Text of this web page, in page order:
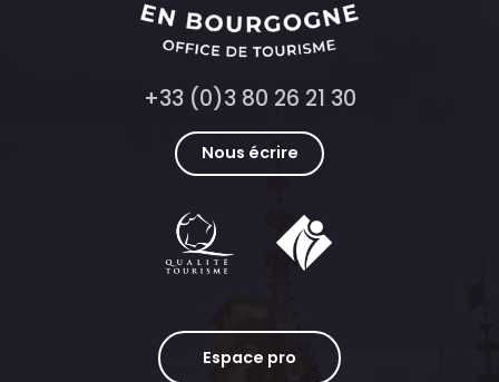
+33 (0)3 80 26 21 30
Nous écrire
Espace pro